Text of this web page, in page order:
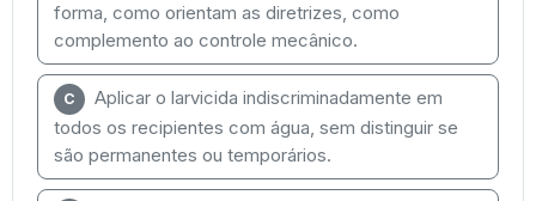
forma, como orientam as diretrizes, como
complemento ao controle mecânico.
C
Aplicar o larvicida indiscriminadamente em
todos os recipientes com água, sem distinguir se
são permanentes ou temporários.